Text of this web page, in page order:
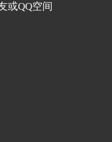
或QQ空间